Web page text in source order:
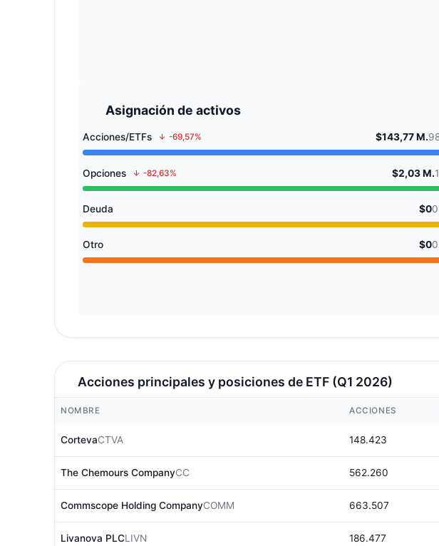
Asignación de activos
Acciones/ETFs -69,57% $143,77 M.
Opciones -82,63% $2,03 M.
Deuda $0
Otro $0
Acciones principales y posiciones de ETF (Q1 2026)
NOMBRE ACCIONES
CortevaCTVA 148.423
The Chemours CompanyCC 562.260
Commscope Holding CompanyCOMM 663.507
Livanova PLCLIVN 186.477